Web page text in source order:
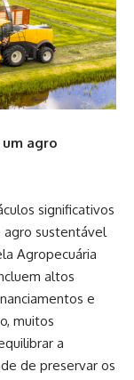
agro
significativos
agro sustentável
Agropecuária
altos
e
muitos
a
de preservar os